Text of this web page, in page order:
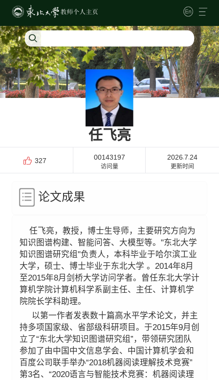
任飞亮
327 00143197
访问量
2026-7-24
更新时间
论文成果
任飞亮，教授，博士生导师，主要研究方向为
知识图谱构建、智能问答、大模型等。"东北大学
知识图谱研究组"负责人，本科毕业于哈尔滨工业
大学，硕士、博士毕业于东北大学 。2014年8月
至2015年8月剑桥大学访问学者。曾任东北大学计
算机学院计算机科学系副主任、主任、计算机学
院院长学科助理。
以第一作者发表数十篇高水平学术论文，并主
持多项国家级、省部级科研项目。于2015年9月创
立了“东北大学知识图谱研究组”，带领研究团队
参加了由中国中文信息学会、中国计算机学会和
百度公司联手举办“2018机器阅读理解技术竞赛”
第3名、“2020语言与智能技术竞赛：机器阅读理